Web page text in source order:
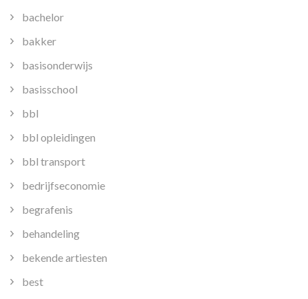
bachelor
bakker
basisonderwijs
basisschool
bbl
bbl opleidingen
bbl transport
bedrijfseconomie
begrafenis
behandeling
bekende artiesten
best